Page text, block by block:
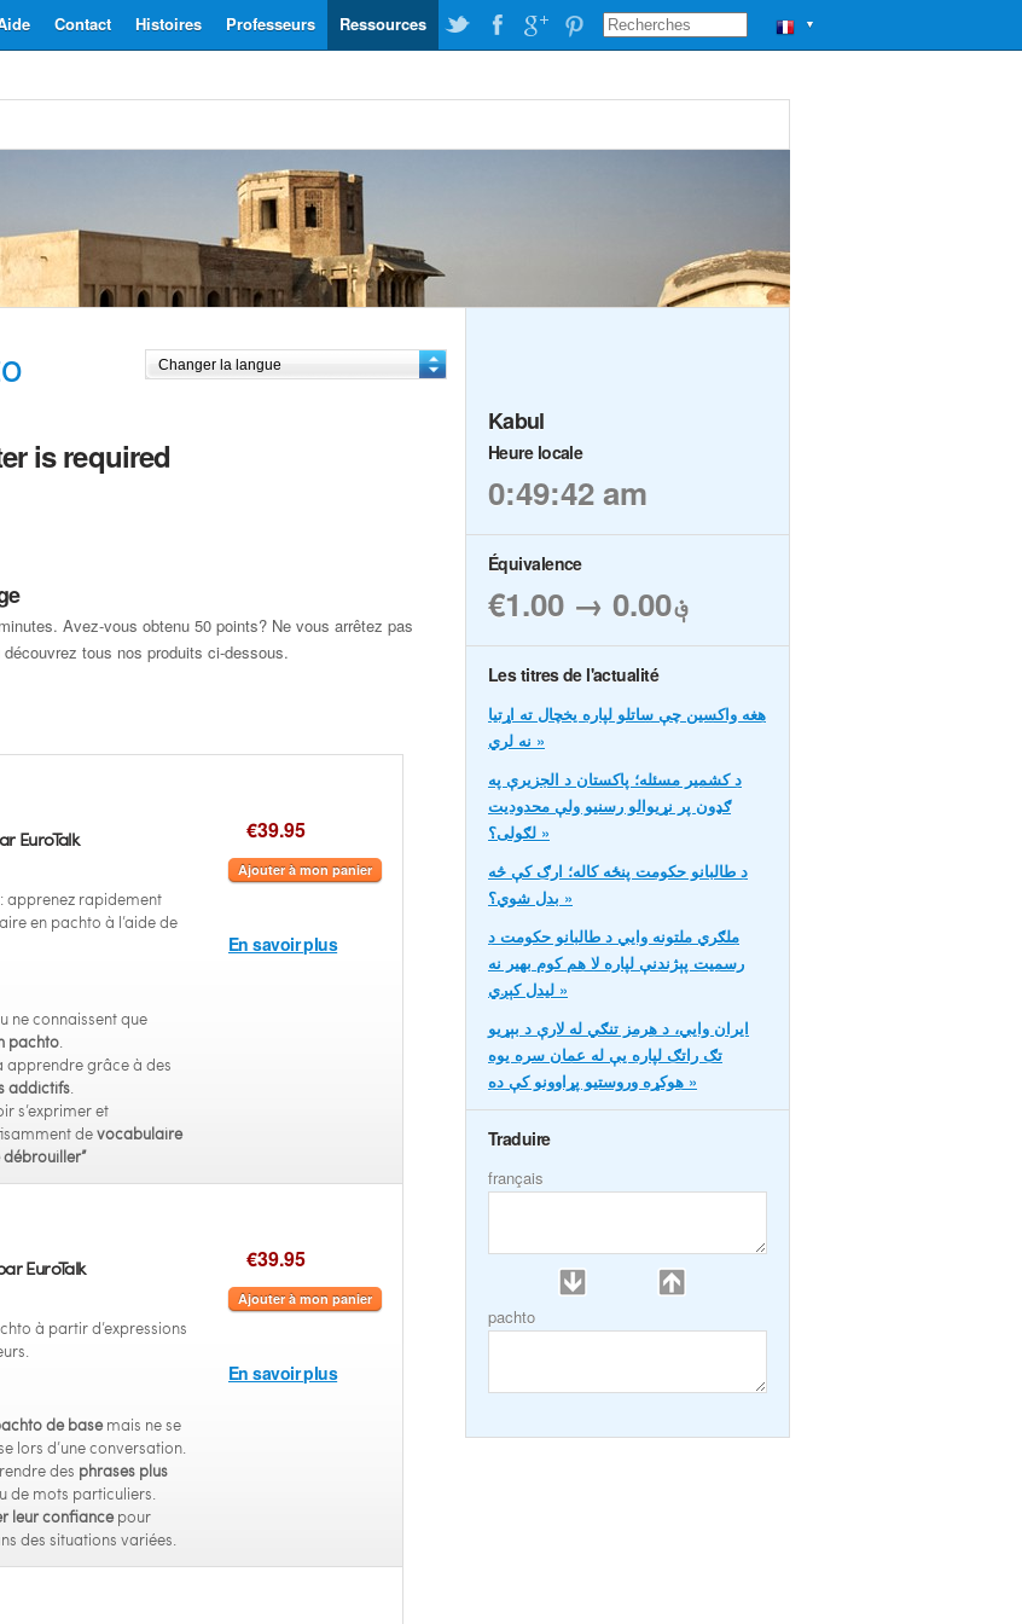
▼
Ressources
Professeurs
Histoires
Contact
is required
Avez-vous obtenu 50 points? Ne vous arrêtez pas
tous nos produits ci-dessous.
EuroTalk
apprenez rapidement
en pachto à l’aide de
ne connaissent que
pachto.
apprendre grâce à des
addictifs.
s’exprimer et
devocabulaire
débrouiller”
€39.95
Ajouter à mon panier
En savoir plus
EuroTalk
à partir d’expressions
de basemais ne se
lors d’une conversation.
des phrases plus
de mots particuliers.
leur confiancepour
des situations variées.
€39.95
Ajouter à mon panier
En savoir plus
Kabul
Heure locale
0:49:42 am
Équivalence
€1.00 → ؋0.00
Les titres de l'actualité
هغه واکسین چې ساتلو لپاره یخچال ته اړتیا
نه لري »
د کشمیر مسئله؛ پاکستان د الجزیرې په
ګډون پر نړیوالو رسنیو ولې محدودیت
لګولی؟ »
د طالبانو حکومت پنځه کاله؛ ارګ کې څه
بدل شوي؟ »
ملګري ملتونه وايي د طالبانو حکومت د
رسمیت پېژندنې لپاره لا هم کوم بهیر نه
لیدل کېږي »
ایران وایي، د هرمز تنګي له لارې د بېړیو
تګ راتګ لپاره یې له عمان سره یوه
هوکړه وروستیو پړاوونو کې ده »
Traduire
français
pachto